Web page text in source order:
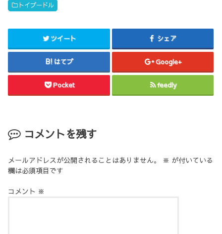
トイプードル
ツイート シェア
はてブ Google+
Pocket feedly
コメントを残す
メールアドレスが公開されることはありません。 ※ が付いている
欄は必須項目です
コメント ※